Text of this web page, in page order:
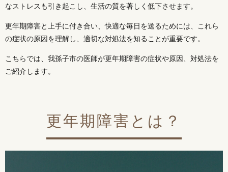
なストレスも引き起こし、生活の質を著しく低下させます。
更年期障害と上手に付き合い、快適な毎日を送るためには、これら
の症状の原因を理解し、適切な対処法を知ることが重要です。
こちらでは、我孫子市の医師が更年期障害の症状や原因、対処法を
ご紹介します。
更年期障害とは？